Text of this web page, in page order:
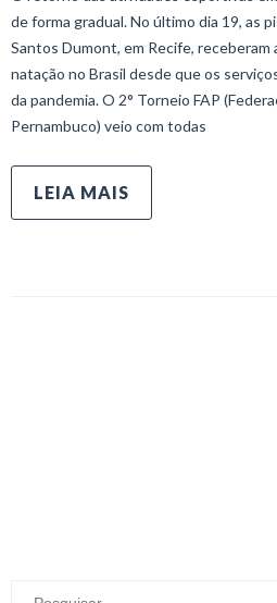
de forma gradual. No último dia 19, as
Santos Dumont, em Recife, receberam
natação no Brasil desde que os
da pandemia. O 2° Torneio FAP
Pernambuco) veio com todas
LEIA MAIS